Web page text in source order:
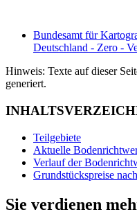
Bundesamt für
Deutschland - Zero -
Hinweis: Texte auf dieser
generiert.
Teilgebiete
Aktuelle
Verlauf der
Grundstückspreise
Sie verdienen